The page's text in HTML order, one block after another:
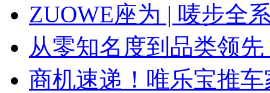
ZUOWE座为 | 唛步全
从零知名度到品类领
商机速递！唯乐宝推